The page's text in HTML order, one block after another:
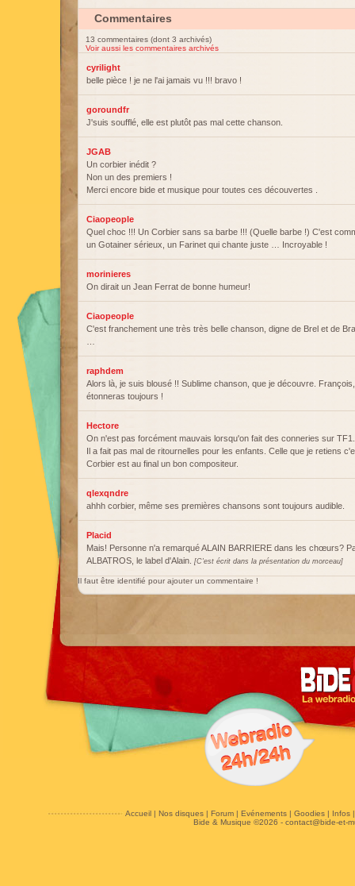
Commentaires
13 commentaires (dont 3 archivés)
Voir aussi les commentaires archivés
cyrilight
belle pièce ! je ne l'ai jamais vu !!! bravo !
goroundfr
J'suis soufflé, elle est plutôt pas mal cette chanson.
JGAB
Un corbier inédit ?
Non un des premiers !
Merci encore bide et musique pour toutes ces découvertes .
Ciaopeople
Quel choc !!! Un Corbier sans sa barbe !!! (Quelle barbe !) C'est
un Gotainer sérieux, un Farinet qui chante juste … Incroyable !
morinieres
On dirait un Jean Ferrat de bonne humeur!
Ciaopeople
C'est franchement une très très belle chanson, digne de Brel et de
raphdem
Alors là, je suis blousé !! Sublime chanson, que je découvre.
étonneras toujours !
Hectore
On n'est pas forcément mauvais lorsqu'on fait des conneries sur TF1.
Il a fait pas mal de ritournelles pour les enfants. Celle que je retiens
Corbier est au final un bon compositeur.
qlexqndre
ahhh corbier, même ses premières chansons sont toujours audible.
Placid
Mais! Personne n'a remarqué ALAIN BARRIERE dans les chœurs?
ALBATROS, le label d'Alain. [C'est écrit dans la présentation du morceau]
Il faut être identifié pour ajouter un commentaire !
Accueil| Nos disques| Forum| Evénements| Goodies| Infos
Bide & Musique ©2026 - contact@bide-et-